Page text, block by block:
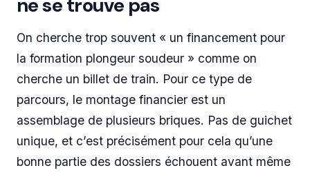
ne se trouve pas
On cherche trop souvent « un financement pour
la formation plongeur soudeur » comme on
cherche un billet de train. Pour ce type de
parcours, le montage financier est un
assemblage de plusieurs briques. Pas de guichet
unique, et c’est précisément pour cela qu’une
bonne partie des dossiers échouent avant même